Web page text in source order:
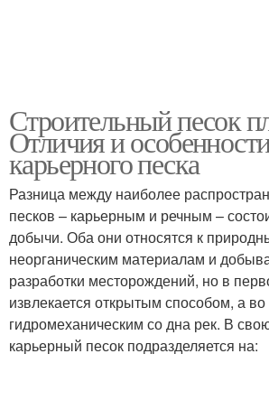
Строительный песок
Отличия и
карьерного песка
Разница между наиболее
песков – карьерным и речным –
добычи. Оба они относятся к
неорганическим материалам и
разработки месторождений, но в
извлекается открытым способом, а
гидромеханическим со дна рек. В
карьерный песок подразделяется на: